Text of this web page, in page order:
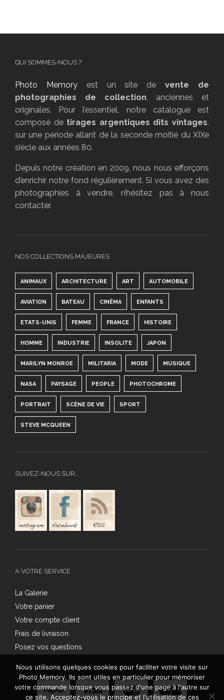
QUI SOMMES-NOUS ?
Photo Memoryest un site devente de
photographies de collection, anciennes et
originales. Pour l’essentiel, notre catalogue est
composé de tirages argentiques dits vintages,
sur une période allant de la seconde moitié du XIXe
siècle aux années 80.
Depuis notre création en 2009, nous nous efforçons
d’enrichir notre fond régulièrement. Si vous avez des
photographies à vendre, n’hésitez pas à nous
contacter.
NOS COLLECTIONS MAJEURES
ANIMAUX ARCHITECTURE ART AUTOMOBILE
AVIATION BATEAU CINÉMA ENFANTS
ETATS-UNIS FEMME FRANCE HISTOIRE
HOMME INDUSTRIE INSOLITE JAPON
MARILYN MONROE MILITARIA MODE MUSIQUE
NASA PAYSAGE PEOPLE PHOTOCHROME
PORTRAIT SCÈNE DE VIE SPORT
STEVE MCQUEEN
SUIVEZ-NOUS SUR…
A VOTRE SERVICE
La Galerie
Votre panier
Votre compte client
Frais de livraison
Posez vos questions
Nous utilisons quelques cookies pour faciliter votre visite sur
Photo Memory. Ils sont utiles en particulier pour mémoriser
votre commande lorsque vous passez d'une page à l'autre sur
ce site. Acceptez-vous le principe et l'utilisation de ces